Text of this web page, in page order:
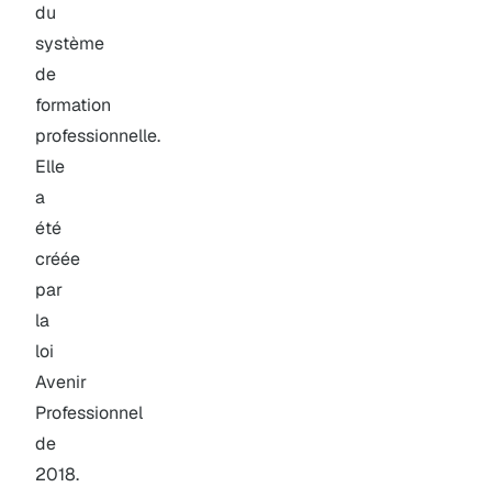
du
système
de
formation
professionnelle.
Elle
a
été
créée
par
la
loi
Avenir
Professionnel
de
2018.